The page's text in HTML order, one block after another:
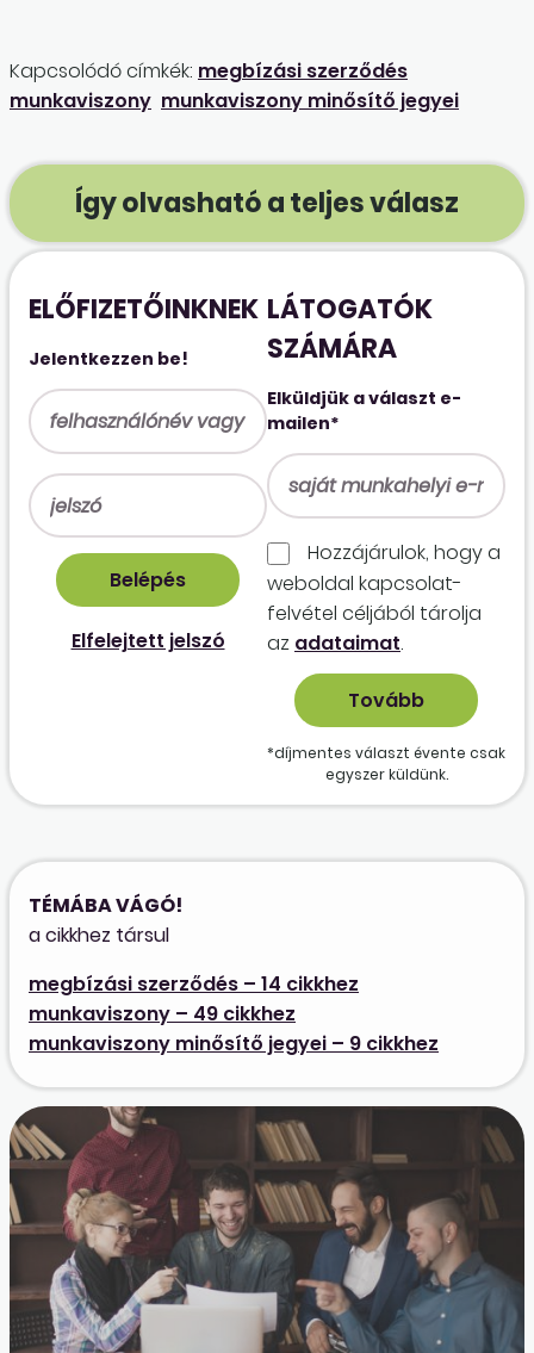
Kapcsolódó címkék: megbízási szerződés
munkaviszony munkaviszony minősítő jegyei
Így olvasható a teljes válasz
ELŐFIZETŐINKNEK
Jelentkezzen be!
Elfelejtett jelszó
LÁTOGATÓK
SZÁMÁRA
Elküldjük a választ e-
mailen*
Hozzájárulok, hogy a
weboldal kapcso­lat­
felvétel céljából tárolja
az adataimat.
*díjmentes választ évente csak
egyszer küldünk.
TÉMÁBA VÁGÓ!
a cikkhez társul
megbízási szerződés – 14 cikkhez
munkaviszony – 49 cikkhez
munkaviszony minősítő jegyei – 9 cikkhez